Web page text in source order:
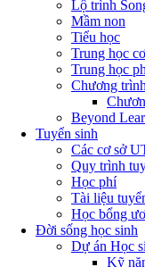
Lộ trình
Mầm non
Tiểu học
Trung học
Trung học
Chương
Beyond
Tuyển sinh
Các cơ sở
Quy trình
Học phí
Tài liệu
Học bổng
Đời sống học sinh
Dự án Học
Kỹ